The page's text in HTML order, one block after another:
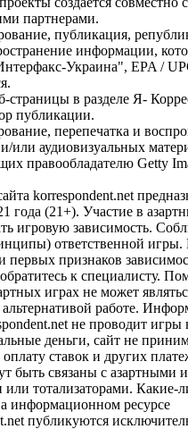
партнерами.
публикация,
информации,
Украина", EPA /
страницы в разделе Я-
публикации.
перепечатка и
или аудиовизуальных
правообладателю Getty
korrespondent.net
года (21+). Участие в
игровую зависимость.
ответственной игры.
первых признаков
к специалисту.
играх не может
альтернативой работе.
не проводит игры
деньги, сайт не
ставок и других
быть связаны с азартными
или тотализаторами. Какие-
информационном ресурсе
публикуются